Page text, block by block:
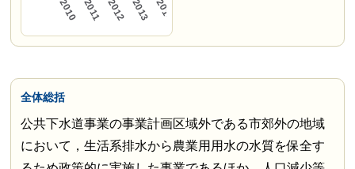
全体総括
公共下水道事業の事業計画区域外である市郊外の地域
において，生活系排水から農業用用水の水質を保全す